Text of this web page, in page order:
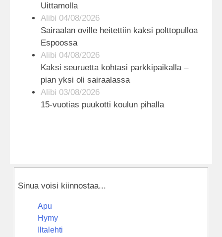
Uittamolla
Alibi 04/08/2026
Sairaalan oville heitettiin kaksi polttopulloa
Espoossa
Alibi 04/08/2026
Kaksi seuruetta kohtasi parkkipaikalla –
pian yksi oli sairaalassa
Alibi 03/08/2026
15-vuotias puukotti koulun pihalla
Sinua voisi kiinnostaa...
Apu
Hymy
Iltalehti